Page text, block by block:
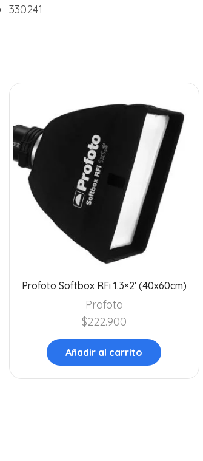
330241
Profoto Softbox RFi 1.3×2′ (40x60cm)
Profoto
$222.900
Añadir al carrito